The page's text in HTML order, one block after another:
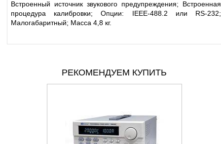
Встроенный источник звукового предупреждения; Встроенная
процедура калибровки; Опции: IEEE-488.2 или RS-232;
Малогабаритный; Масса 4,8 кг.
РЕКОМЕНДУЕМ КУПИТЬ